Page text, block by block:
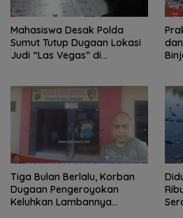
Mahasiswa Desak Polda
Sumut Tutup Dugaan Lokasi
Judi “Las Vegas” di
Tiga Bulan Berlalu, Korban
Dugaan Pengeroyokan
Keluhkan Lambannya